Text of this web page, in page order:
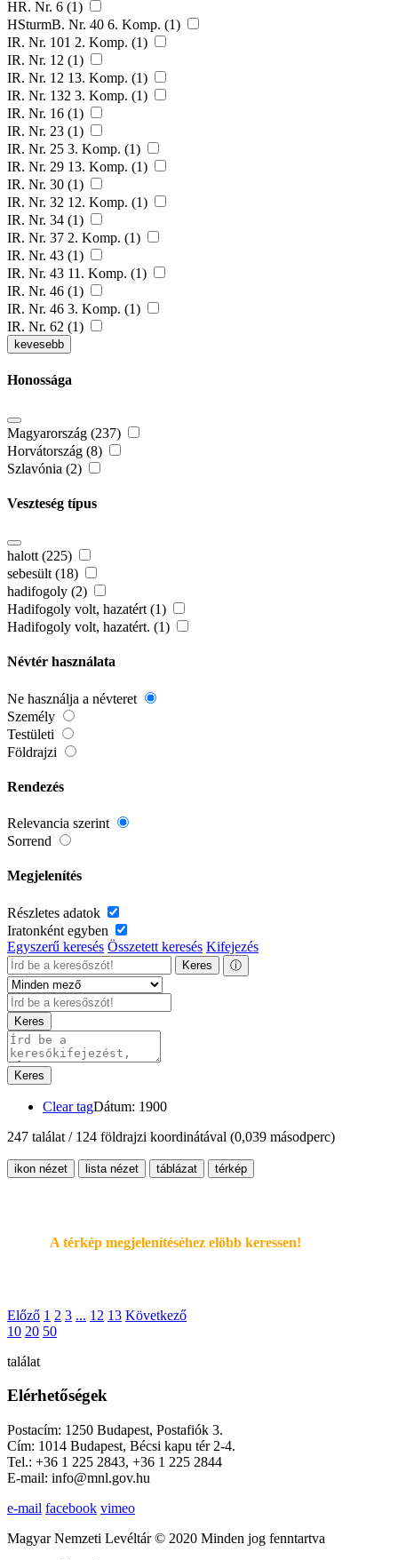
HR. Nr. 6 (1)
HSturmB. Nr. 40 6. Komp. (1)
IR. Nr. 101 2. Komp. (1)
IR. Nr. 12 (1)
IR. Nr. 12 13. Komp. (1)
IR. Nr. 132 3. Komp. (1)
IR. Nr. 16 (1)
IR. Nr. 23 (1)
IR. Nr. 25 3. Komp. (1)
IR. Nr. 29 13. Komp. (1)
IR. Nr. 30 (1)
IR. Nr. 32 12. Komp. (1)
IR. Nr. 34 (1)
IR. Nr. 37 2. Komp. (1)
IR. Nr. 43 (1)
IR. Nr. 43 11. Komp. (1)
IR. Nr. 46 (1)
IR. Nr. 46 3. Komp. (1)
IR. Nr. 62 (1)
kevesebb
Honossága
Magyarország (237)
Horvátország (8)
Szlavónia (2)
Veszteség típus
halott (225)
sebesült (18)
hadifogoly (2)
Hadifogoly volt, hazatért (1)
Hadifogoly volt, hazatért. (1)
Névtér használata
Ne használja a névteret
Személy
Testületi
Földrajzi
Rendezés
Relevancia szerint
Sorrend
Megjelenítés
Részletes adatok
Iratonként egyben
Egyszerű keresés Összetett keresés Kifejezés
Keres ⓘ
Keres
Keres
Clear tagDátum: 1900
247 találat / 124 földrajzi koordinátával (0,039 másodperc)
ikon nézet lista nézet táblázat térkép
A térkép megjelenítéséhez elöbb keressen!
Előző 1 2 3 ... 12 13 Következő
10 20 50
találat
Elérhetőségek
Postacím: 1250 Budapest, Postafiók 3.
Cím: 1014 Budapest, Bécsi kapu tér 2-4.
Tel.: +36 1 225 2843, +36 1 225 2844
E-mail: info@mnl.gov.hu
e-mail facebook vimeo
Magyar Nemzeti Levéltár © 2020 Minden jog fenntartva